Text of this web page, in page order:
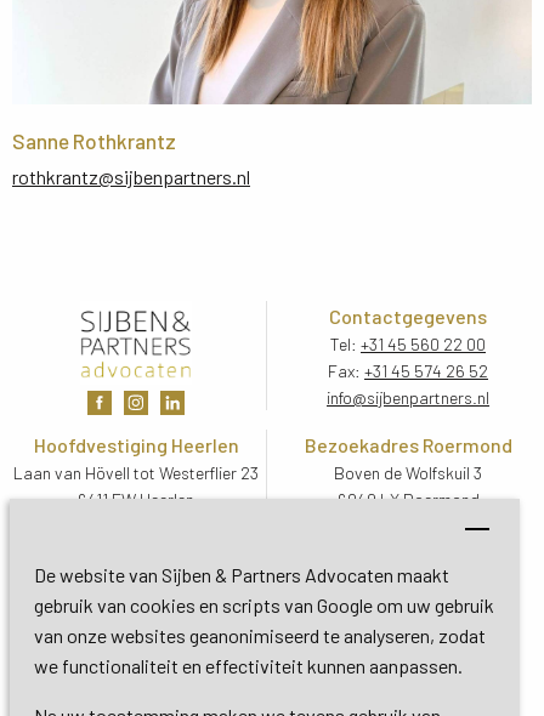
De website van Sijben & Partners Advocaten maakt
gebruik van cookies en scripts van Google om uw gebruik
van onze websites geanonimiseerd te analyseren, zodat
we functionaliteit en effectiviteit kunnen aanpassen.
Sanne Rothkrantz
rothkrantz@sijbenpartners.nl
Contactgegevens
Tel: +31 45 560 22 00
Fax: +31 45 574 26 52
info@sijbenpartners.nl
Hoofdvestiging Heerlen
Laan van Hövell tot Westerflier 23
6411 EW Heerlen
Bezoekadres Roermond
Boven de Wolfskuil 3
6049 LX Roermond
Routebeschrijving
Bezoekadres De Bilt
Soestdijkseweg Zuid 13
3732 HC De Bilt (Utrecht)
Routebeschrijving